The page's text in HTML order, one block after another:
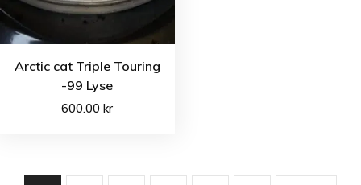
Arctic cat Triple Touring
-99 Lyse
600.00kr